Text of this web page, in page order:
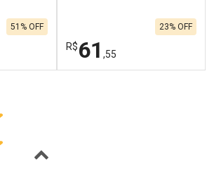
51% OFF
R$61 ,55
23% OFF